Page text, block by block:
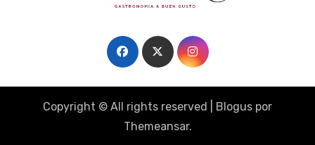
Copyright © All rights reserved Blogus por
Themeansar.